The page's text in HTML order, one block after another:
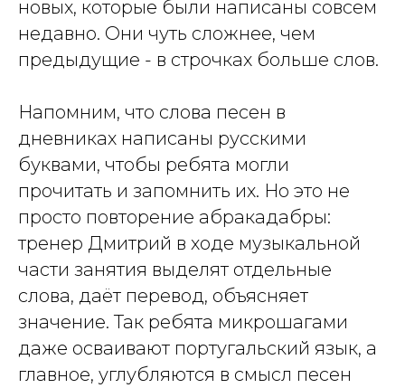
новых, которые были написаны совсем
недавно. Они чуть сложнее, чем
предыдущие - в строчках больше слов.
Напомним, что слова песен в
дневниках написаны русскими
буквами, чтобы ребята могли
прочитать и запомнить их. Но это не
просто повторение абракадабры:
тренер Дмитрий в ходе музыкальной
части занятия выделят отдельные
слова, даёт перевод, объясняет
значение. Так ребята микрошагами
даже осваивают португальский язык, а
главное, углубляются в смысл песен